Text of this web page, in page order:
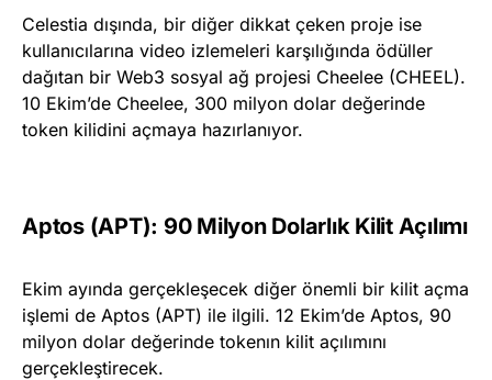
Celestia dışında, bir diğer dikkat çeken proje ise
kullanıcılarına video izlemeleri karşılığında ödüller
dağıtan bir Web3 sosyal ağ projesi Cheelee (CHEEL).
10 Ekim’de Cheelee, 300 milyon dolar değerinde
token kilidini açmaya hazırlanıyor.
Aptos (APT): 90 Milyon Dolarlık Kilit Açılımı
Ekim ayında gerçekleşecek diğer önemli bir kilit açma
işlemi de Aptos (APT) ile ilgili. 12 Ekim’de Aptos, 90
milyon dolar değerinde tokenın kilit açılımını
gerçekleştirecek.